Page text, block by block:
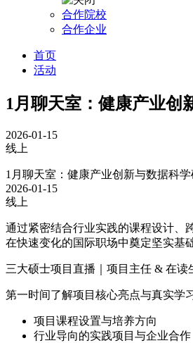
合作院校
合作企业
首页
活动
1月聊天室：健康产业创
2026-01-15
线上
1月聊天室：健康产业创新与数据科
2026-01-15
线上
通过紧密结合行业实践的课程设计、
在快速变化的国际职场中奠定坚实基础
三大硕士项目直播｜项目主任 & 在读
第一时间了解项目核心亮点与真实学
项目课程设置与培养方向
行业导向的实践项目与企业合作